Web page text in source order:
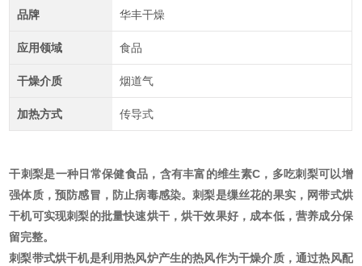
品牌 华丰干燥
应用领域 食品
干燥介质 烟道气
加热方式 传导式
干刺梨是一种日常保健食品，含有丰富的维生素C，多吃刺梨可以增
强体质，预防感冒，防止病毒感染。刺梨是缫丝花的果实，网带式烘
干机可实现刺梨的批量快速烘干，烘干效果好，成本低，营养成分保
留完整。
刺梨带式烘干机是利用热风炉产生的热风作为干燥介质，通过热风配